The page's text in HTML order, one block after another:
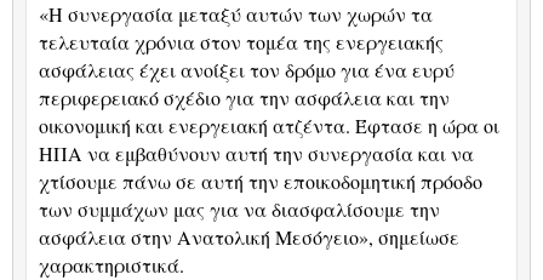
«Η συνεργασία μεταξύ αυτών των χωρών τα
τελευταία χρόνια στον τομέα της ενεργειακής
ασφάλειας έχει ανοίξει τον δρόμο για ένα ευρύ
περιφερειακό σχέδιο για την ασφάλεια και την
οικονομική και ενεργειακή ατζέντα. Έφτασε η ώρα οι
ΗΠΑ να εμβαθύνουν αυτή την συνεργασία και να
χτίσουμε πάνω σε αυτή την εποικοδομητική πρόοδο
των συμμάχων μας για να διασφαλίσουμε την
ασφάλεια στην Ανατολική Μεσόγειο», σημείωσε
χαρακτηριστικά.